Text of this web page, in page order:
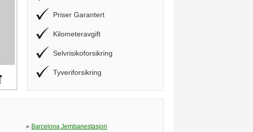
Priser Garantert
Kilometeravgift
Selvrisikoforsikring
Tyveriforsikring
» Barcelona Jernbanestasjon